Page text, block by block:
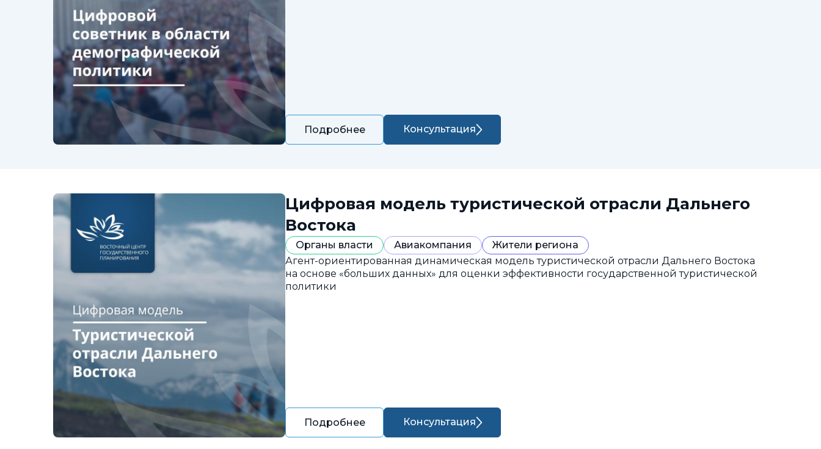
Подробнее Консультация
Цифровая модель туристической отрасли Дальнего
Востока
Органы власти Авиакомпания
Жители региона
Агент-ориентированная динамическая модель туристической отрасли Дальнего Востока
на основе «больших данных» для оценки эффективности государственной туристической
политики
Подробнее Консультация